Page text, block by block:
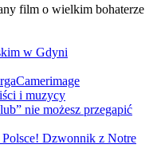
film o wielkim bohaterze
w Gdyni
i muzycy
nie możesz przegapić
Dzwonnik z Notre